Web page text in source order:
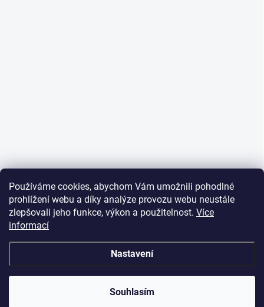
Používáme cookies, abychom Vám umožnili pohodlné
prohlížení webu a díky analýze provozu webu neustále
zlepšovali jeho funkce, výkon a použitelnost. Více
informací
Nastavení
Souhlasím